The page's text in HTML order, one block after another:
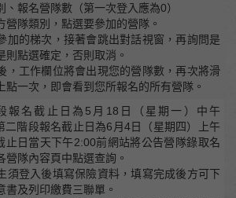
、報名營隊數（第一次登入應為0）
營隊類別，點選要參加的營隊。
加的梯次，接著會跳出對話視窗，再詢問是
則點選確定，否則取消。
，工作欄位將會出現您的營隊數，再次將滑
點一次，即會看到您所報名的所有營隊。
報名截止日為5月18日（星期一）中午
二階段報名截止日為6月4日（星期四）上午
止日當天下午2:00前網站將公告營隊錄取名
營隊內容頁中點選查詢。
須登入後填寫保險資料，填寫完成後方可下
書及列印繳費三聯單。